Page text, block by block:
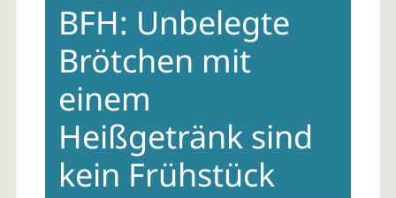
contentBFH: Unbelegte
Brötchen mit
einem
Heißgetränk sind
kein Frühstück